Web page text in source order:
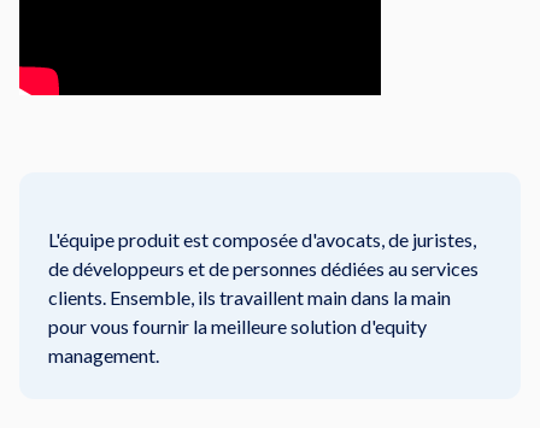
L'équipe produit est composée d'avocats, de juristes,
de développeurs et de personnes dédiées au services
clients. Ensemble, ils travaillent main dans la main
pour vous fournir la meilleure solution d'equity
management.